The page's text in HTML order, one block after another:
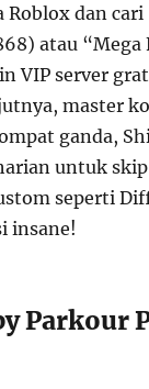
Roblox dan
atau “Mega
VIP server
master
ganda,
untuk
seperti
insane!
Parkour